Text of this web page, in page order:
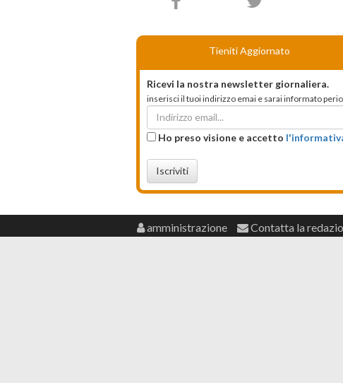
Tieniti Aggiornato
Ricevi la nostra newsletter giornaliera.
inserisci il tuoi indirizzo emai e sarai informato
Ho preso visione e accetto
Iscriviti
amministrazione Contatta la